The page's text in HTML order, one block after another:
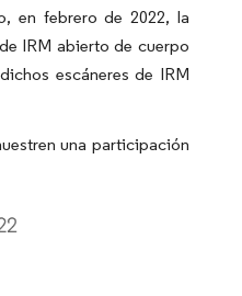
en febrero de 2022, la
IRM abierto de cuerpo
escáneres de IRM
una participación